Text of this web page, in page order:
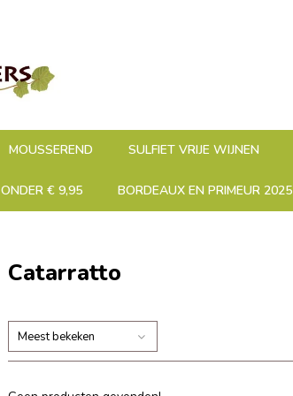
MOUSSEREND SULFIET VRIJE WIJNEN
ONDER € 9,95 BORDEAUX EN PRIMEUR 2025
Catarratto
Meest bekeken